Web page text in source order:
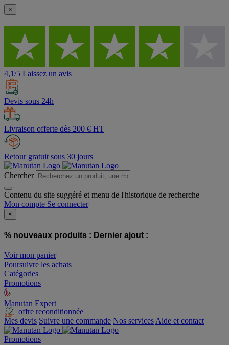
×
4,1/5 Laissez un avis
Devis sous 24h
Livraison offerte dès 200 € HT
Retour gratuit sous 30 jours
Chercher
Contenu du site suggéré et menu de l'historique de recherche
Mon compte Se connecter
×
% nouveaux produits : Dernier ajout :
Voir mon panier
Poursuivre les achats
Catégories
Promotions
Manutan Expert
offre reconditionnée
Mes devis Suivre une commande Nos services Aide et contact
Promotions